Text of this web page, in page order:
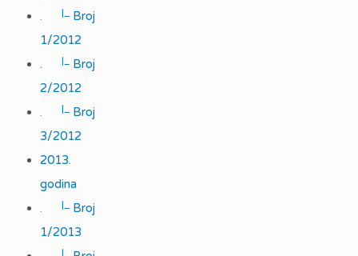
.
|_
Broj
1/2012
.
|_
Broj
2/2012
.
|_
Broj
3/2012
2013.
godina
.
|_
Broj
1/2013
|_